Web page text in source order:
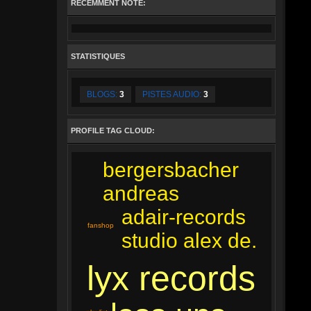
RÉCEMMENT NOTÉ:
STATISTIQUES
BLOGS: 3 PISTES AUDIO: 3
PROFILE TAG CLOUD:
lyx records
adair-records
studio alex de.
bergersbacher
andreas
fanshop